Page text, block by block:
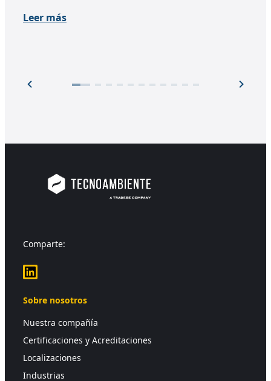
Leer más
Comparte:
LinkedIn
Sobre nosotros
Nuestra compañía
Certificaciones y Acreditaciones
Localizaciones
Industrias